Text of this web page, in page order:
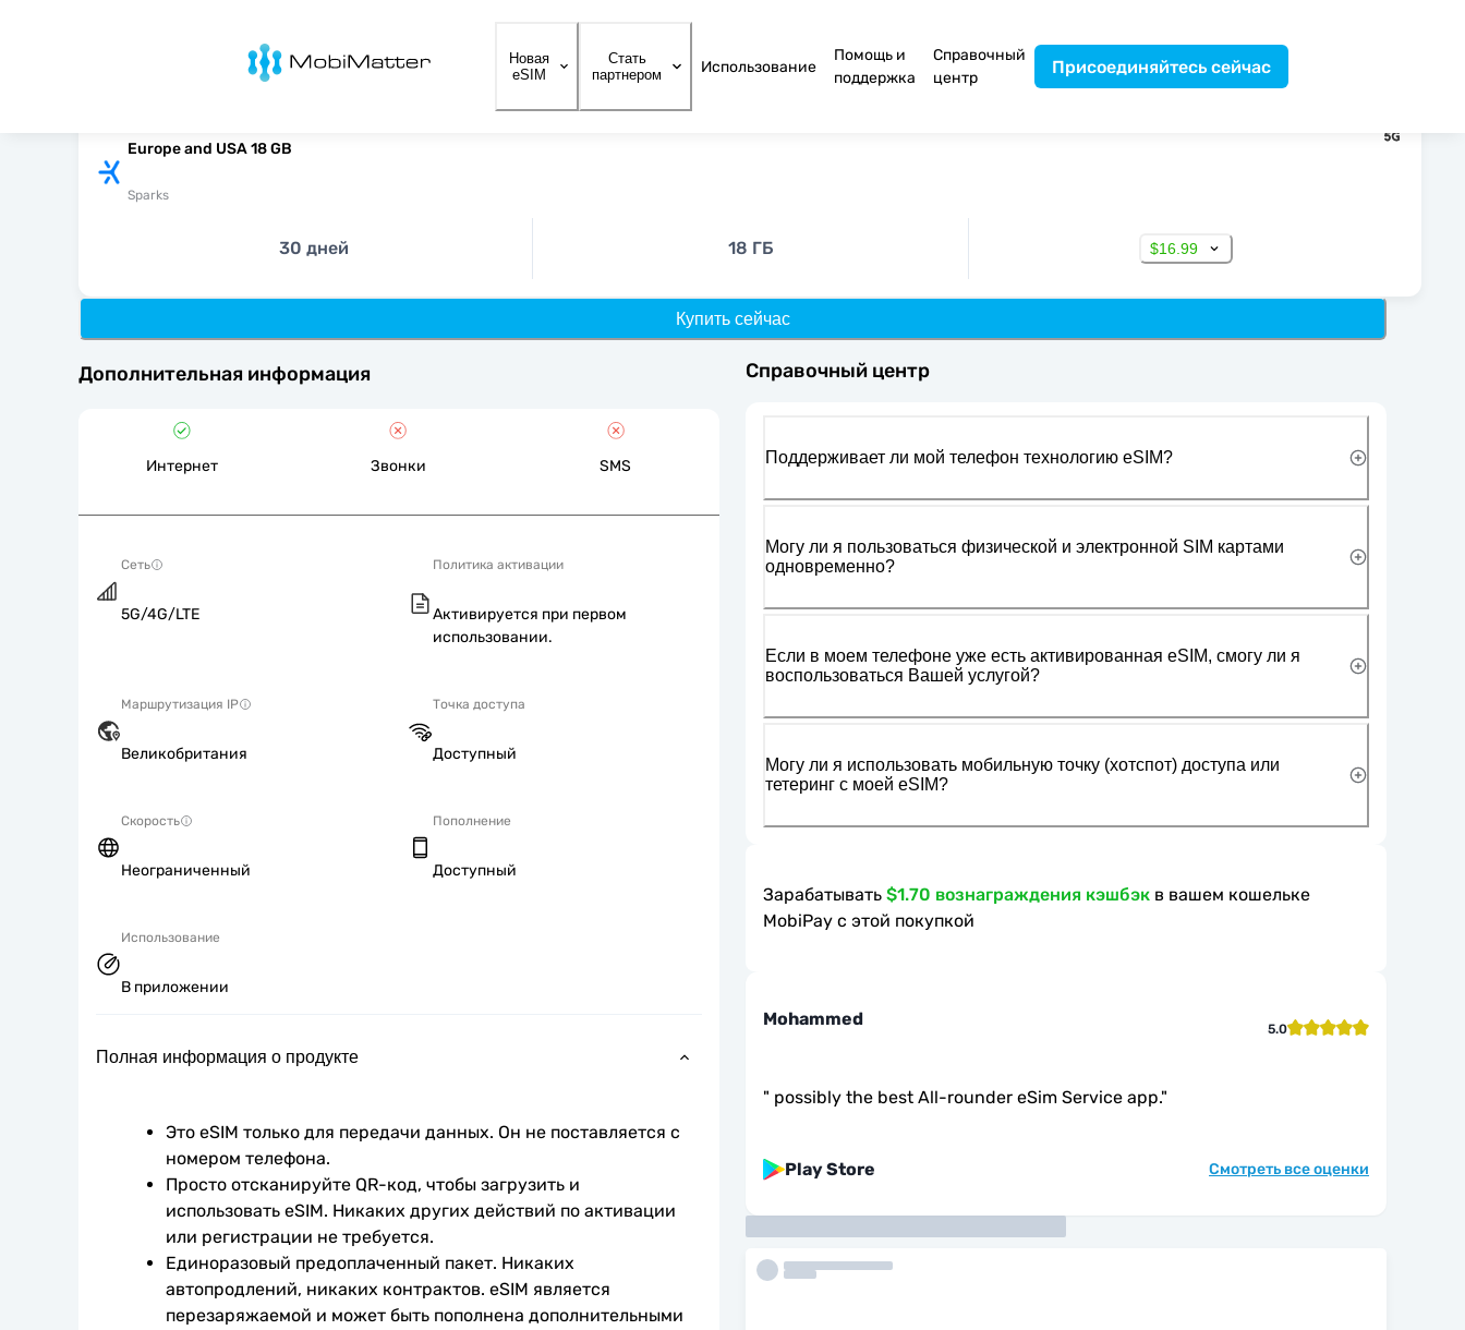
MobiMatter
Новая
eSIM
Стать
партнером
Использование
Помощь и
поддержка
Справочный
центр
Присоединяйтесь сейчас
Europe and USA 18 GB
Sparks
30 дней 18 ГБ $16.99
Купить сейчас
Дополнительная информация
Интернет Звонки SMS
Сеть
5G/4G/LTE
Политика активации
Активируется при первом
использовании.
Маршрутизация IP
Великобритания
Точка доступа
Доступный
Скорость
Неограниченный
Пополнение
Доступный
Использование
В приложении
Полная информация о продукте
Это eSIM только для передачи данных. Он не поставляется с
номером телефона.
Просто отсканируйте QR-код, чтобы загрузить и
использовать eSIM. Никаких других действий по активации
или регистрации не требуется.
Единоразовый предоплаченный пакет. Никаких
автопродлений, никаких контрактов. eSIM является
перезаряжаемой и может быть пополнена дополнительными
Справочный центр
Поддерживает ли мой телефон технологию eSIM?
Могу ли я пользоваться физической и электронной SIM картами
одновременно?
Если в моем телефоне уже есть активированная eSIM, смогу ли я
воспользоваться Вашей услугой?
Могу ли я использовать мобильную точку (хотспот) доступа или
тетеринг с моей eSIM?
Зарабатывать $1.70 вознаграждения кэшбэк в вашем кошельке
MobiPay с этой покупкой
Mohammed 5.0
" possibly the best All-rounder eSim Service app."
Play Store Смотреть все оценки